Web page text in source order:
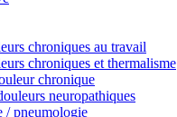
chroniques au travail
chroniques et thermalisme
chronique
neuropathiques
/ pneumologie